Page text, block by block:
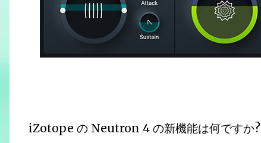
iZotope の Neutron 4 の新機能は何ですか?